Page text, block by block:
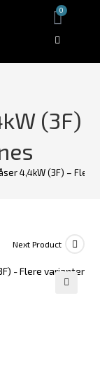
0
(3F)
4,4kW (3F) –
Next Product